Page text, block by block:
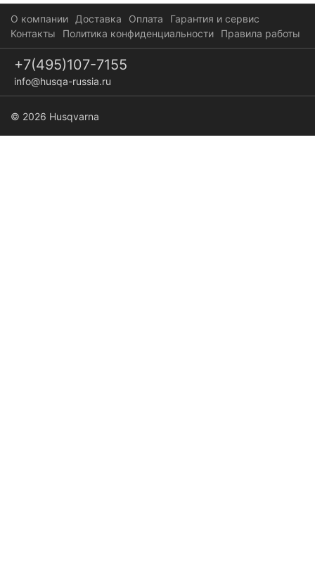
О компании Доставка Оплата
Гарантия и сервис
Контакты
Политика конфиденциальности Правила работы
+7(495)107-7155
info@husqa-russia.ru
© 2026 Husqvarna